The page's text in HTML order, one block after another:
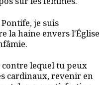
je suis
la haine envers l'Église
contre lequel tu peux
cardinaux, revenir en